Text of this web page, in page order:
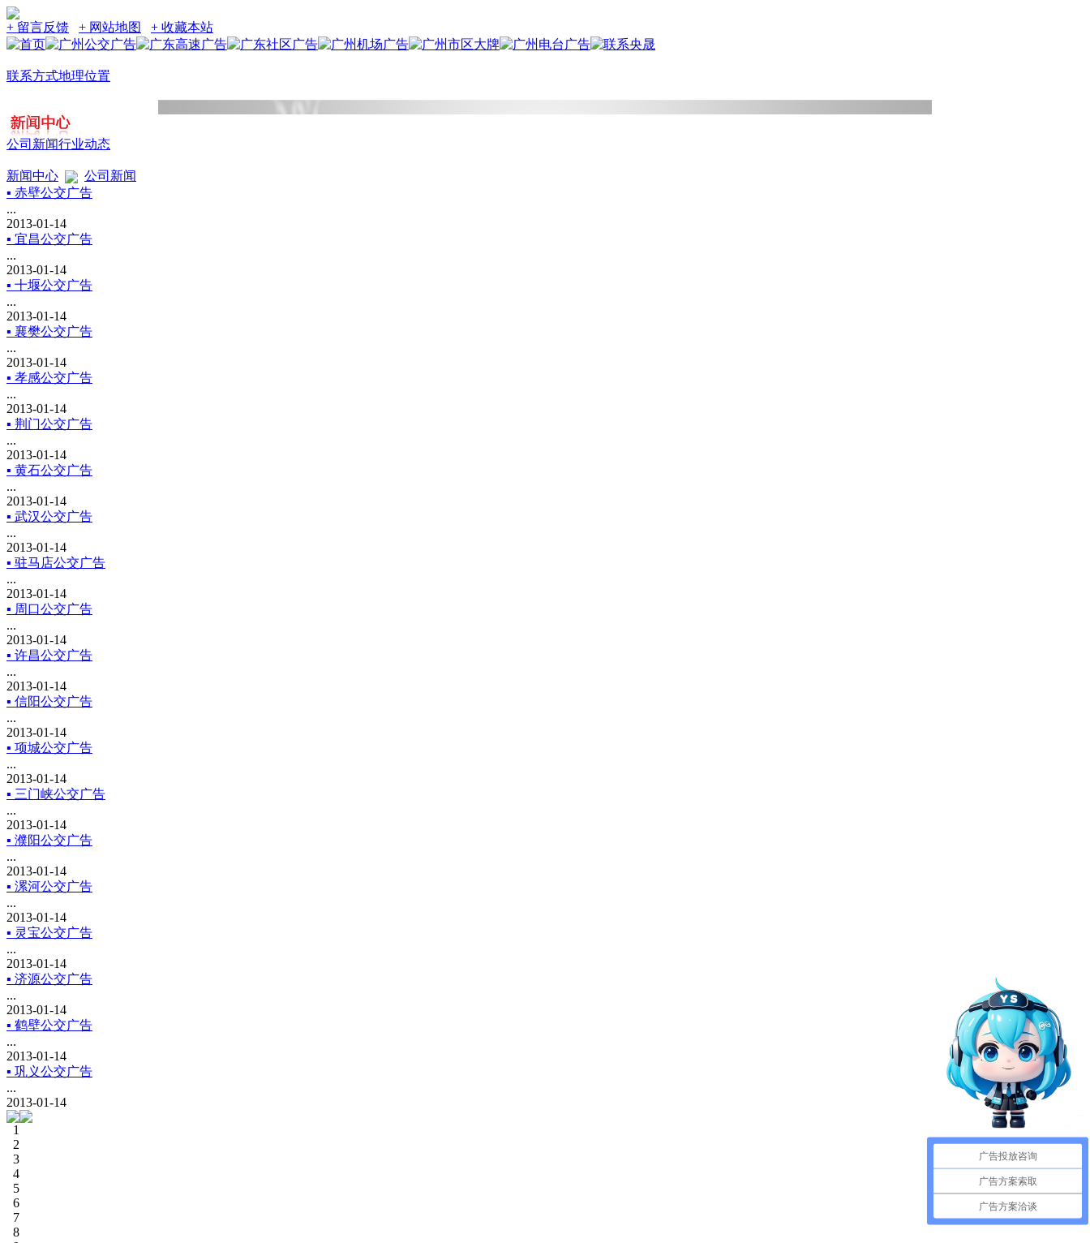
+ 留言反馈 + 网站地图 + 收藏本站
联系方式地理位置
公司新闻行业动态
新闻中心
公司新闻
▪ 赤壁公交广告
...
2013-01-14
▪ 宜昌公交广告
...
2013-01-14
▪ 十堰公交广告
...
2013-01-14
▪ 襄樊公交广告
...
2013-01-14
▪ 孝感公交广告
...
2013-01-14
▪ 荆门公交广告
...
2013-01-14
▪ 黄石公交广告
...
2013-01-14
▪ 武汉公交广告
...
2013-01-14
▪ 驻马店公交广告
...
2013-01-14
▪ 周口公交广告
...
2013-01-14
▪ 许昌公交广告
...
2013-01-14
▪ 信阳公交广告
...
2013-01-14
▪ 项城公交广告
...
2013-01-14
▪ 三门峡公交广告
...
2013-01-14
▪ 濮阳公交广告
...
2013-01-14
▪ 漯河公交广告
...
2013-01-14
▪ 灵宝公交广告
...
2013-01-14
▪ 济源公交广告
...
2013-01-14
▪ 鹤壁公交广告
...
2013-01-14
▪ 巩义公交广告
...
2013-01-14
1
2
3
4
5
6
7
8
广告投放咨询
广告方案索取
广告方案洽谈